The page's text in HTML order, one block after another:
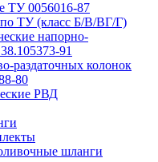
ТУ 0056016-87
ТУ (класс Б/В/ВГ/Г)
напорно-
91
раздаточных колонок
80
РВД
шланги